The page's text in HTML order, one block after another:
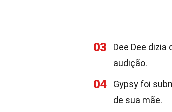
03 Dee Dee dizia
audição.
04
Gypsy foi
de sua mãe.